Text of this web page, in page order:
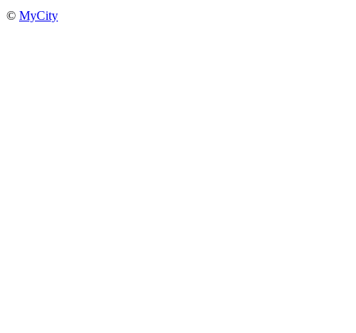
© MyCity